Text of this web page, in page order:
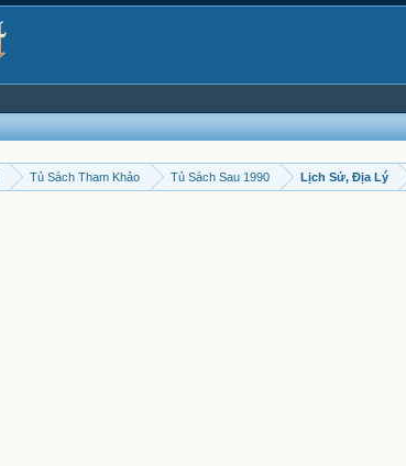
Tủ Sách Tham Khảo Tủ Sách Sau 1990 Lịch Sử, Địa Lý